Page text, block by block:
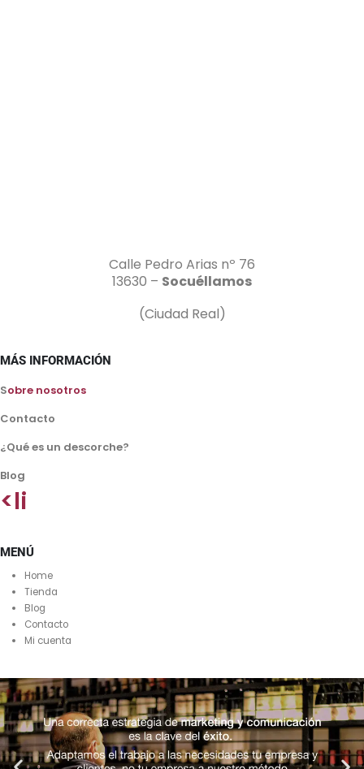
Calle Pedro Arias nº 76
13630 – Socuéllamos
(Ciudad Real)
MÁS INFORMACIÓN
Sobre nosotros
Contacto
¿Qué es un descorche?
Blog
<li
MENÚ
Home
Tienda
Blog
Contacto
Mi cuenta